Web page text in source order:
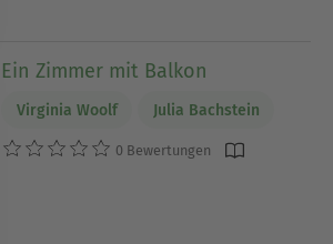
Ein Zimmer mit Balkon
Virginia Woolf Julia Bachstein
0 Bewertungen